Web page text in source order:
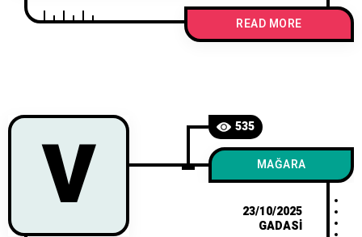
-C “github-actions@kitmotedeploy” -f
/home/kitmote/.ssh/id_ed25519 Public
anahtarı
READ MORE
V 535
MAĞARA
23/10/2025
GADASI